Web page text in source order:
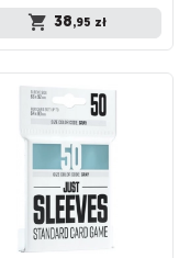
38,95 zł